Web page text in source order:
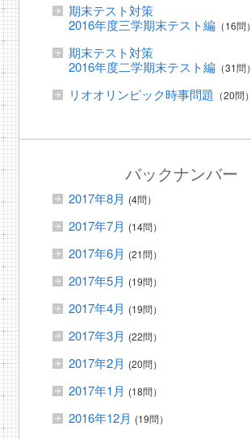
期末テスト対策
2016年度三学期末テスト編（16問）
期末テスト対策
2016年度二学期末テスト編（31問）
リオオリンピック時事問題 （20問）
バックナンバー
2017年8月 (4問）
2017年7月 (14問）
2017年6月 (21問）
2017年5月 (19問）
2017年4月 (19問）
2017年3月 (22問）
2017年2月 (20問）
2017年1月 (18問）
2016年12月 (19問）